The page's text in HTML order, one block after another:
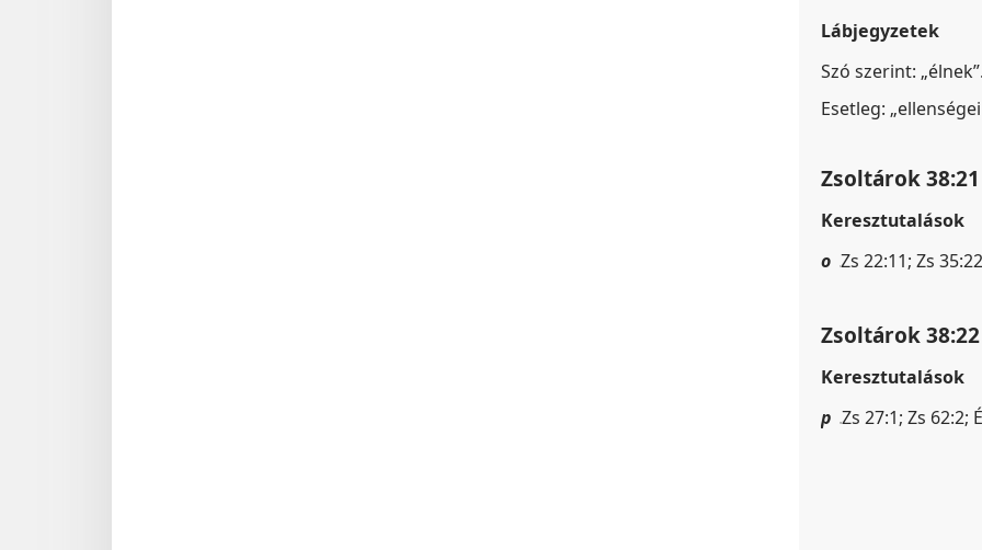
Lábjegyzetek
Szó szerint:
Esetleg:
Zsoltárok 38:21
Keresztutalások
o Zs 22:11; Zs 35:22
Zsoltárok 38:22
Keresztutalások
p Zs 27:1; Zs 62:2;